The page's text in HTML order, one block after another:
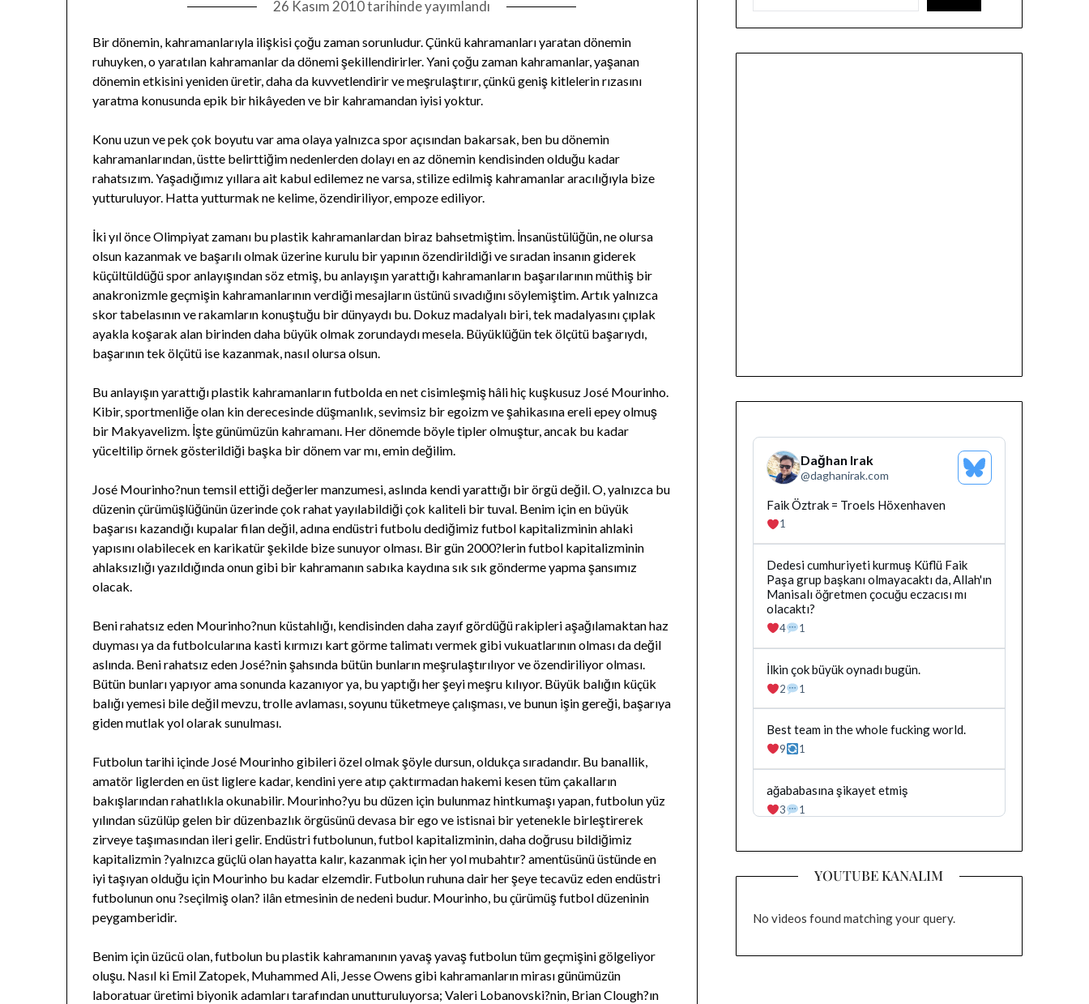
26 Kasım 2010tarihinde yayımlandı
Bir dönemin, kahramanlarıyla ilişkisi çoğu zaman sorunludur. Çünkü kahramanları yaratan dönemin
ruhuyken, o yaratılan kahramanlar da dönemi şekillendirirler. Yani çoğu zaman kahramanlar, yaşanan
dönemin etkisini yeniden üretir, daha da kuvvetlendirir ve meşrulaştırır, çünkü geniş kitlelerin rızasını
yaratma konusunda epik bir hikâyeden ve bir kahramandan iyisi yoktur.
Konu uzun ve pek çok boyutu var ama olaya yalnızca spor açısından bakarsak, ben bu dönemin
kahramanlarından, üstte belirttiğim nedenlerden dolayı en az dönemin kendisinden olduğu kadar
rahatsızım. Yaşadığımız yıllara ait kabul edilemez ne varsa, stilize edilmiş kahramanlar aracılığıyla bize
yutturuluyor. Hatta yutturmak ne kelime, özendiriliyor, empoze ediliyor.
İki yıl önce Olimpiyat zamanı bu plastik kahramanlardan biraz bahsetmiştim. İnsanüstülüğün, ne olursa
olsun kazanmak ve başarılı olmak üzerine kurulu bir yapının özendirildiği ve sıradan insanın giderek
küçültüldüğü spor anlayışından söz etmiş, bu anlayışın yarattığı kahramanların başarılarının müthiş bir
anakronizmle geçmişin kahramanlarının verdiği mesajların üstünü sıvadığını söylemiştim. Artık yalnızca
skor tabelasının ve rakamların konuştuğu bir dünyaydı bu. Dokuz madalyalı biri, tek madalyasını çıplak
ayakla koşarak alan birinden daha büyük olmak zorundaydı mesela. Büyüklüğün tek ölçütü başarıydı,
başarının tek ölçütü ise kazanmak, nasıl olursa olsun.
Bu anlayışın yarattığı plastik kahramanların futbolda en net cisimleşmiş hâli hiç kuşkusuz José Mourinho.
Kibir, sportmenliğe olan kin derecesinde düşmanlık, sevimsiz bir egoizm ve şahikasına ereli epey olmuş
bir Makyavelizm. İşte günümüzün kahramanı. Her dönemde böyle tipler olmuştur, ancak bu kadar
yüceltilip örnek gösterildiği başka bir dönem var mı, emin değilim.
José Mourinho?nun temsil ettiği değerler manzumesi, aslında kendi yarattığı bir örgü değil. O, yalnızca bu
düzenin çürümüşlüğünün üzerinde çok rahat yayılabildiği çok kaliteli bir tuval. Benim için en büyük
başarısı kazandığı kupalar filan değil, adına endüstri futbolu dediğimiz futbol kapitalizminin ahlaki
yapısını olabilecek en karikatür şekilde bize sunuyor olması. Bir gün 2000?lerin futbol kapitalizminin
ahlaksızlığı yazıldığında onun gibi bir kahramanın sabıka kaydına sık sık gönderme yapma şansımız
olacak.
Beni rahatsız eden Mourinho?nun küstahlığı, kendisinden daha zayıf gördüğü rakipleri aşağılamaktan haz
duyması ya da futbolcularına kasti kırmızı kart görme talimatı vermek gibi vukuatlarının olması da değil
aslında. Beni rahatsız eden José?nin şahsında bütün bunların meşrulaştırılıyor ve özendiriliyor olması.
Bütün bunları yapıyor ama sonunda kazanıyor ya, bu yaptığı her şeyi meşru kılıyor. Büyük balığın küçük
balığı yemesi bile değil mevzu, trolle avlaması, soyunu tüketmeye çalışması, ve bunun işin gereği, başarıya
giden mutlak yol olarak sunulması.
Futbolun tarihi içinde José Mourinho gibileri özel olmak şöyle dursun, oldukça sıradandır. Bu banallik,
amatör liglerden en üst liglere kadar, kendini yere atıp çaktırmadan hakemi kesen tüm çakalların
bakışlarından rahatlıkla okunabilir. Mourinho?yu bu düzen için bulunmaz hintkumaşı yapan, futbolun yüz
yılından süzülüp gelen bir düzenbazlık örgüsünü devasa bir ego ve istisnai bir yetenekle birleştirerek
zirveye taşımasından ileri gelir. Endüstri futbolunun, futbol kapitalizminin, daha doğrusu bildiğimiz
kapitalizmin ?yalnızca güçlü olan hayatta kalır, kazanmak için her yol mubahtır? amentüsünü üstünde en
iyi taşıyan olduğu için Mourinho bu kadar elzemdir. Futbolun ruhuna dair her şeye tecavüz eden endüstri
futbolunun onu ?seçilmiş olan? ilân etmesinin de nedeni budur. Mourinho, bu çürümüş futbol düzeninin
peygamberidir.
Benim için üzücü olan, futbolun bu plastik kahramanının yavaş yavaş futbolun tüm geçmişini gölgeliyor
oluşu. Nasıl ki Emil Zatopek, Muhammed Ali, Jesse Owens gibi kahramanların mirası günümüzün
laboratuar üretimi biyonik adamları tarafından unutturuluyorsa; Valeri Lobanovski?nin, Brian Clough?ın
Dağhan Irak
@daghanirak.com
Bluesky
Profilini
Bluesky'da
Dağhan
Irak
tarafindan
yazilan
gonderiyi
goruntule
Faik Öztrak = Troels Höxenhaven
1
Bluesky'da
Dağhan
Irak
tarafindan
yazilan
gonderiyi
goruntule
Dedesi cumhuriyeti kurmuş Küflü Faik
Paşa grup başkanı olmayacaktı da, Allah'ın
Manisalı öğretmen çocuğu eczacısı mı
olacaktı?
4 1
Bluesky'da
Dağhan
Irak
tarafindan
yazilan
gonderiyi
goruntule
İlkin çok büyük oynadı bugün.
2 1
Bluesky'da
Dağhan
Irak
tarafindan
yazilan
gonderiyi
goruntule
Best team in the whole fucking world.
9 1
Bluesky'da
Dağhan
Irak
yazilan
goruntule
ağababasına şikayet etmiş
3 1
YOUTUBE KANALIM
No videos found matching your query.